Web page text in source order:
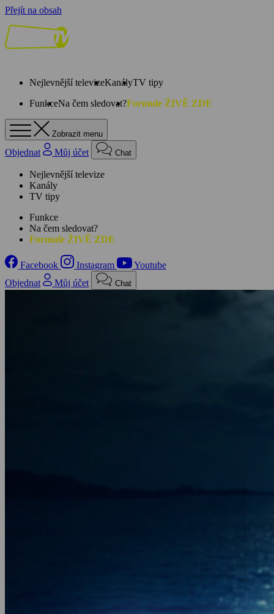
Přejít na obsah
Nejlevnější televizeKanályTV tipy
FunkceNa čem sledovat?Formule ŽIVĚ ZDE
Zobrazit menu
Objednat Můj účet Chat
Nejlevnější televize
Kanály
TV tipy
Funkce
Na čem sledovat?
Formule ŽIVĚ ZDE
Facebook Instagram
Youtube
Objednat
Můj účet Chat